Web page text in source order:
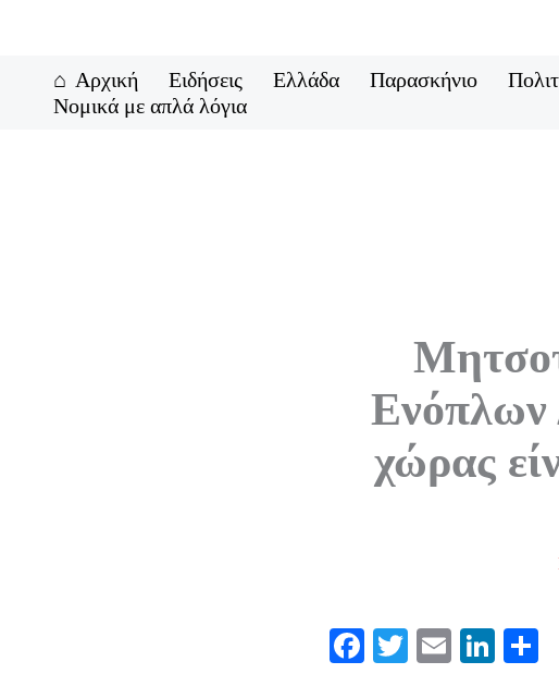
Αρχική Ειδήσεις Ελλάδα Παρασκήνιο
Νομικά με απλά λόγια
Ενόπλων
χώρας
Fa T
E
Li